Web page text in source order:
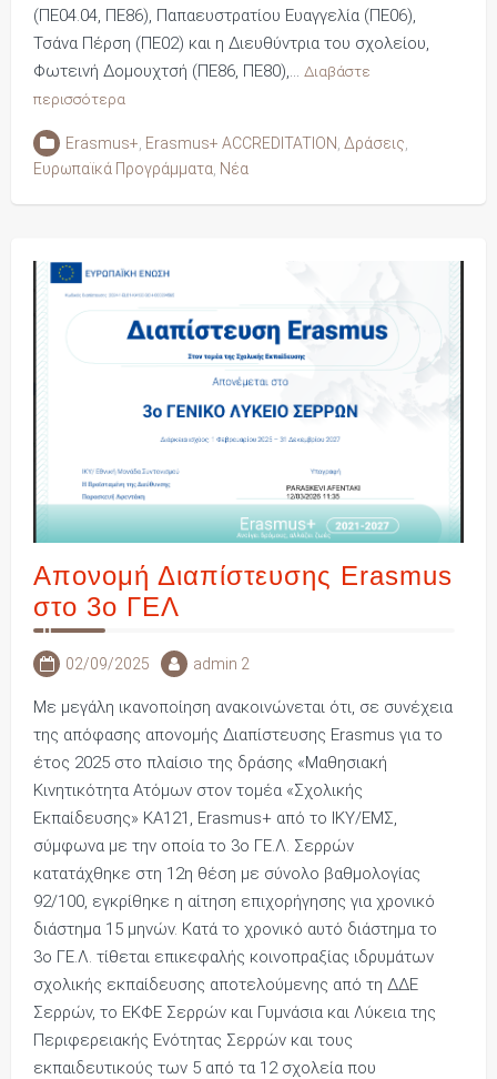
(ΠΕ04.04, ΠΕ86), Παπαευστρατίου Ευαγγελία (ΠΕ06),
Τσάνα Πέρση (ΠΕ02) και η Διευθύντρια του σχολείου,
Φωτεινή Δομουχτσή (ΠΕ86, ΠΕ80),… Διαβάστε
περισσότερα
Erasmus+, Erasmus+ ACCREDITATION, Δράσεις,
Ευρωπαϊκά Προγράμματα, Νέα
Aπονομή Διαπίστευσης Erasmus
στο 3ο ΓΕΛ
02/09/2025 admin 2
Με μεγάλη ικανοποίηση ανακοινώνεται ότι, σε συνέχεια
της απόφασης απονομής Διαπίστευσης Erasmus για το
έτος 2025 στο πλαίσιο της δράσης «Μαθησιακή
Κινητικότητα Ατόμων στον τομέα «Σχολικής
Εκπαίδευσης» ΚΑ121, Erasmus+ από το ΙΚΥ/ΕΜΣ,
σύμφωνα με την οποία το 3ο ΓΕ.Λ. Σερρών
κατατάχθηκε στη 12η θέση με σύνολο βαθμολογίας
92/100, εγκρίθηκε η αίτηση επιχορήγησης για χρονικό
διάστημα 15 μηνών. Κατά το χρονικό αυτό διάστημα το
3ο ΓΕ.Λ. τίθεται επικεφαλής κοινοπραξίας ιδρυμάτων
σχολικής εκπαίδευσης αποτελούμενης από τη ΔΔΕ
Σερρών, το ΕΚΦΕ Σερρών και Γυμνάσια και Λύκεια της
Περιφερειακής Ενότητας Σερρών και τους
εκπαιδευτικούς των 5 από τα 12 σχολεία που